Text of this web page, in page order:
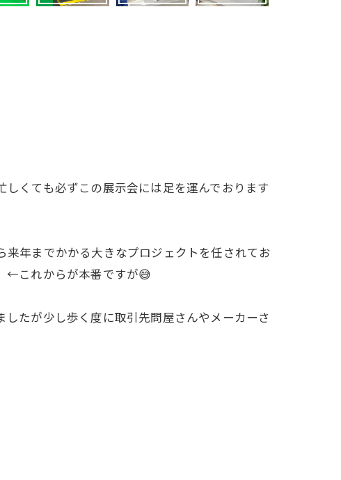
くても必ずこの展示会には足を運んでおります
年までかかる大きなプロジェクトを任されてお
←これからが本番ですが😅
たが少し歩く度に取引先問屋さんやメーカーさ